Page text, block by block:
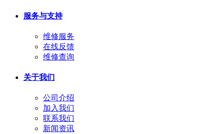
服务与支持
维修服务
在线反馈
维修查询
关于我们
公司介绍
加入我们
联系我们
新闻资讯